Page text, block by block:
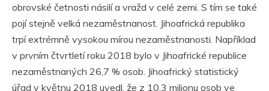
obrovské četnosti násilí a vražd v celé zemi. S tím se také
pojí stejně velká nezaměstnanost. Jihoafrická republika
trpí extrémně vysokou mírou nezaměstnanosti. Například
v prvním čtvrtletí roku 2018 bylo v Jihoafrické republice
nezaměstnaných 26,7 % osob. Jihoafrický statistický
úřad v květnu 2018 uvedl, že z 10,3 milionu osob ve